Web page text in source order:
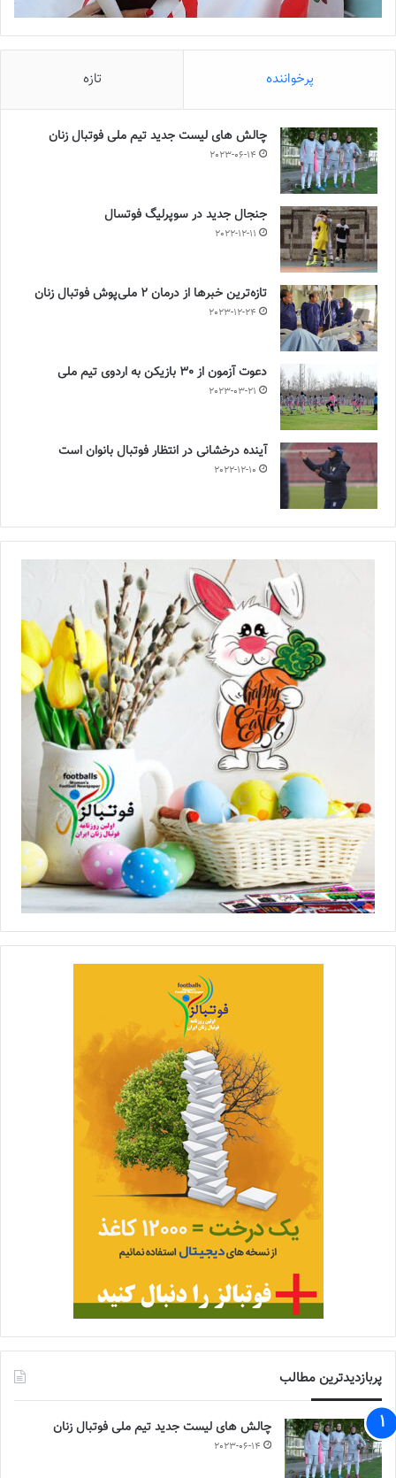
پرخواننده تازه
چالش هاى ليست جدید تيم ملى فوتبال زنان
2023-06-14
جنجال جدید در سوپرلیگ فوتسال
2022-12-11
تازه‌ترین خبرها از درمان ۲ ملی‌پوش فوتبال زنان
2023-12-24
دعوت آزمون از 30 بازیکن به اردوی تیم ملی
2023-03-21
آینده درخشانی در انتظار فوتبال بانوان است
2022-12-10
پربازدیدترین مطالب
چالش هاى ليست جدید تيم ملى فوتبال زنان
2023-06-14